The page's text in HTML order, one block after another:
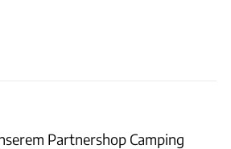
Partnershop Camping